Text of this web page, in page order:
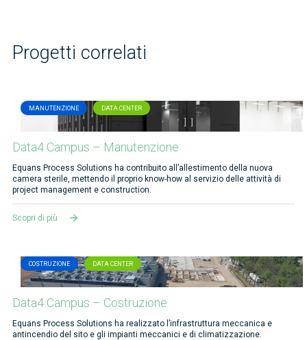
Progetti correlati
MANUTENZIONE DATA CENTER
Data4 Campus – Manutenzione
Equans Process Solutions ha contribuito all’allestimento della nuova
camera sterile, mettendo il proprio know-how al servizio delle attività di
project management e construction.
Scopri di più
COSTRUZIONE DATA CENTER
Data4 Campus – Costruzione
Equans Process Solutions ha realizzato l’infrastruttura meccanica e
antincendio del sito e gli impianti meccanici e di climatizzazione.